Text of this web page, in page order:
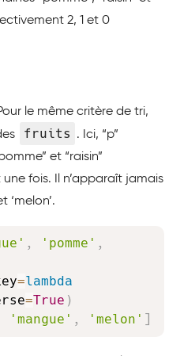
2, 1 et 0
le même critère de tri,
fruits
. Ici, “p”
et “raisin”
fois. Il n’apparaît jamais
‘melon’.
, 'pomme' ,
=lambda
=True )
'mangue' , 'melon'